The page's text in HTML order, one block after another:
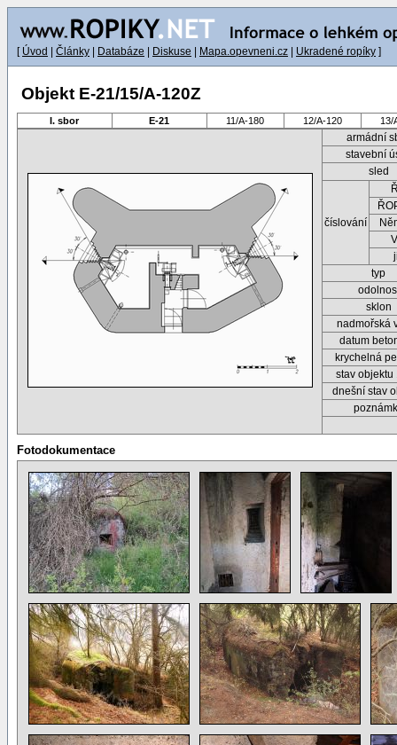
[ Úvod Články Databáze Diskuse Mapa.opevneni.cz Ukradené ropíky ]
Objekt E-21/15/A-120Z
I. sbor E-21 11/A-180 12/A-120 13/
armádní
stavební
sled
číslování
typ
sklon
nadmořská
datum
krychelná
stav objektu
dnešní stav
Fotodokumentace